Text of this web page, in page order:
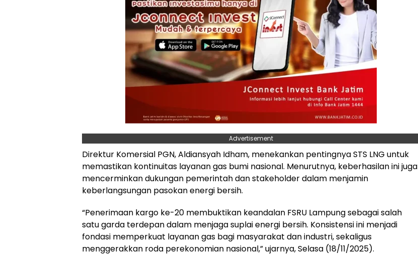
Advertisement
Direktur Komersial PGN, Aldiansyah Idham, menekankan pentingnya STS LNG untuk
memastikan kontinuitas layanan gas bumi nasional. Menurutnya, keberhasilan ini juga
mencerminkan dukungan pemerintah dan stakeholder dalam menjamin
keberlangsungan pasokan energi bersih.
“Penerimaan kargo ke-20 membuktikan keandalan FSRU Lampung sebagai salah
satu garda terdepan dalam menjaga suplai energi bersih. Konsistensi ini menjadi
fondasi memperkuat layanan gas bagi masyarakat dan industri, sekaligus
menggerakkan roda perekonomian nasional,” ujarnya, Selasa (18/11/2025).